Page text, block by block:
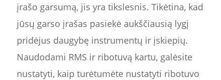
įrašo garsumą, jis yra tikslesnis. Tikėtina, kad
jūsų garso įrašas pasiekė aukščiausią lygį
pridėjus daugybę instrumentų ir įskiepių.
Naudodami RMS ir ribotuvą kartu, galėsite
nustatyti, kaip turėtumėte nustatyti ribotuvo